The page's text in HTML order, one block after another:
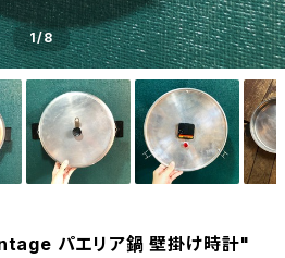
1/8
パエリア鍋 壁掛け時計"